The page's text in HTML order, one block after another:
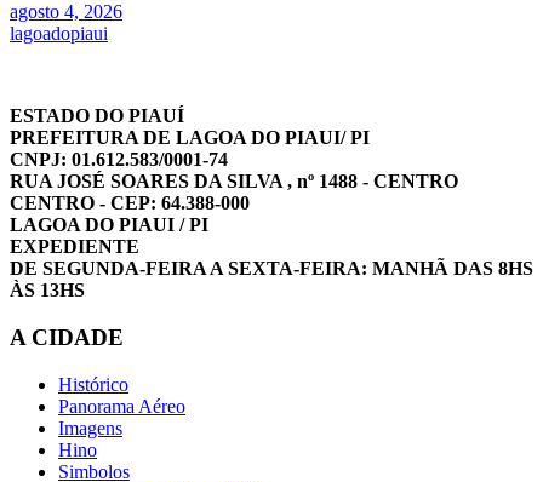
agosto 4, 2026
lagoadopiaui
ESTADO DO PIAUÍ
PREFEITURA DE LAGOA DO PIAUI/ PI
CNPJ: 01.612.583/0001-74
RUA JOSÉ SOARES DA SILVA , nº 1488 - CENTRO
CENTRO - CEP: 64.388-000
LAGOA DO PIAUI / PI
EXPEDIENTE
DE SEGUNDA-FEIRA A SEXTA-FEIRA: MANHÃ DAS 8HS
ÀS 13HS
A CIDADE
Histórico
Panorama Aéreo
Imagens
Hino
Simbolos